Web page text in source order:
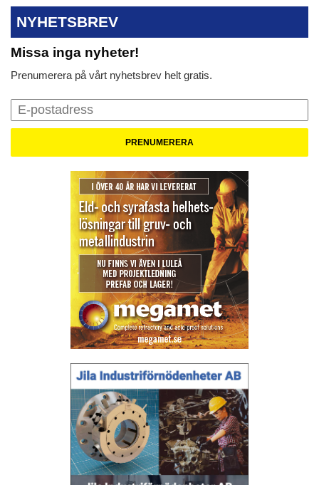
NYHETSBREV
Missa inga nyheter!
Prenumerera på vårt nyhetsbrev helt gratis.